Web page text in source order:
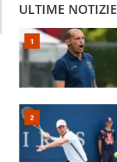
ULTIME NOTIZIE